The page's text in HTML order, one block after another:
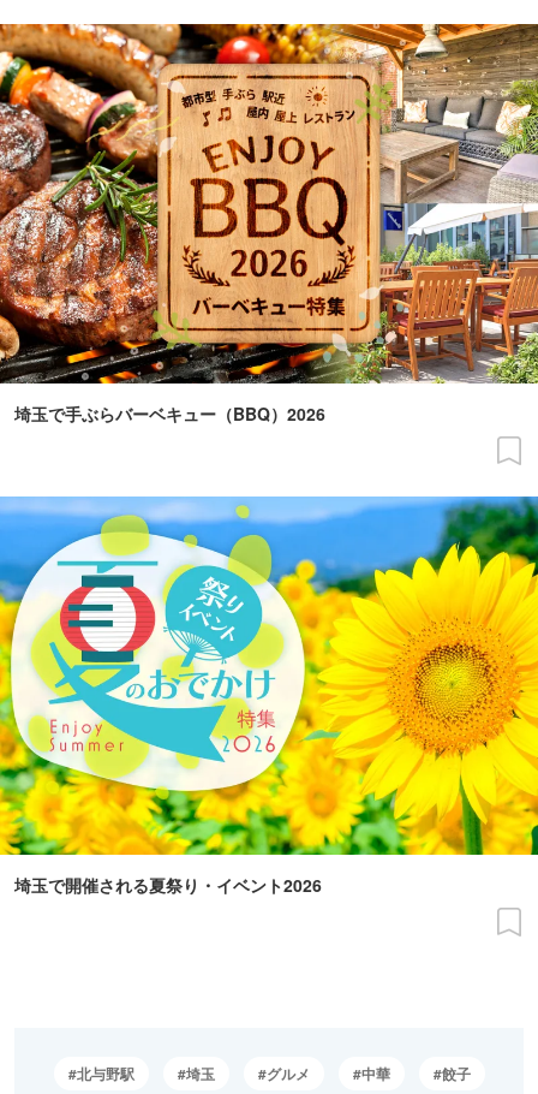
埼玉で手ぶらバーベキュー（BBQ）2026
埼玉で開催される夏祭り・イベント2026
北与野駅 埼玉 グルメ 中華 餃子